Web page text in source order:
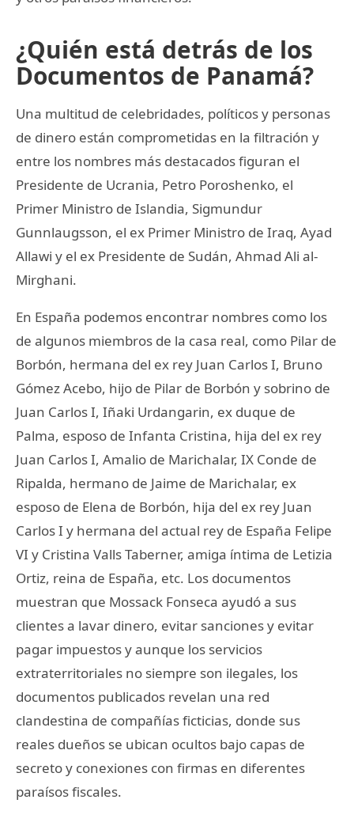
¿Quién está detrás de los
Documentos de Panamá?
Una multitud de celebridades, políticos y personas
de dinero están comprometidas en la filtración y
entre los nombres más destacados figuran el
Presidente de Ucrania, Petro Poroshenko, el
Primer Ministro de Islandia, Sigmundur
Gunnlaugsson, el ex Primer Ministro de Iraq, Ayad
Allawi y el ex Presidente de Sudán, Ahmad Ali al-
Mirghani.
En España podemos encontrar nombres como los
de algunos miembros de la casa real, como Pilar de
Borbón, hermana del ex rey Juan Carlos I, Bruno
Gómez Acebo, hijo de Pilar de Borbón y sobrino de
Juan Carlos I, Iñaki Urdangarin, ex duque de
Palma, esposo de Infanta Cristina, hija del ex rey
Juan Carlos I, Amalio de Marichalar, IX Conde de
Ripalda, hermano de Jaime de Marichalar, ex
esposo de Elena de Borbón, hija del ex rey Juan
Carlos I y hermana del actual rey de España Felipe
VI y Cristina Valls Taberner, amiga íntima de Letizia
Ortiz, reina de España, etc. Los documentos
muestran que Mossack Fonseca ayudó a sus
clientes a lavar dinero, evitar sanciones y evitar
pagar impuestos y aunque los servicios
extraterritoriales no siempre son ilegales, los
documentos publicados revelan una red
clandestina de compañías ficticias, donde sus
reales dueños se ubican ocultos bajo capas de
secreto y conexiones con firmas en diferentes
paraísos fiscales.